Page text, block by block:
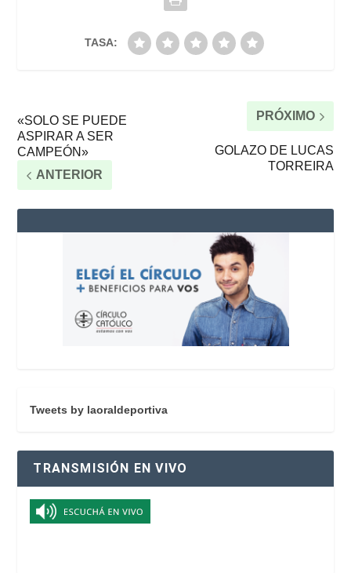
TASA:
«SOLO SE PUEDE
ASPIRAR A SER
CAMPEÓN»
ANTERIOR
PRÓXIMO
GOLAZO DE LUCAS
TORREIRA
Tweets by laoraldeportiva
TRANSMISIÓN EN VIVO